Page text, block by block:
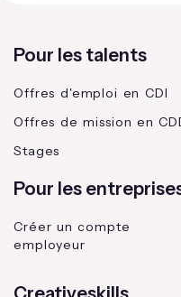
Offres d'emploi en CDI
Offres de mission en CDD
Créer un compte